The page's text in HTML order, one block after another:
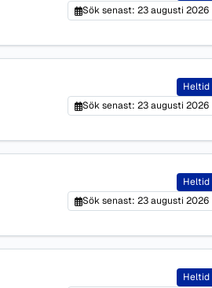
Sök senast: 23 augusti 2026
Heltid
Sök senast: 23 augusti 2026
Heltid
Sök senast: 23 augusti 2026
Heltid